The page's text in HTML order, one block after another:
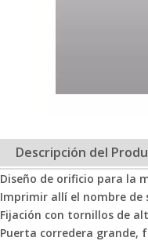
Descripción del
Diseño de orificio para la
Imprimir allí el nombre de
Fijación con tornillos de
Puerta corredera grande,